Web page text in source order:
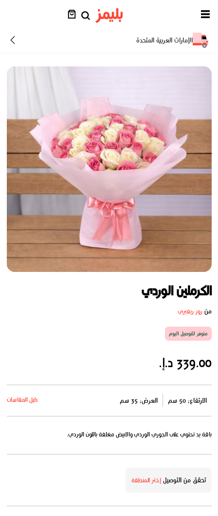
الإمارات العربية المتحدة
الكرملين الوردي
منروز ريفيري
متوفر للتوصيل اليوم
339.00 د.إ.
الارتفاع: 50 سم العرض: 35 سم دليل المقاسات
باقة يد تحتوي على الجوري الوردي والابيض مغلفة باللون الوردي.
تحقق من التوصيلإختر المنطقة